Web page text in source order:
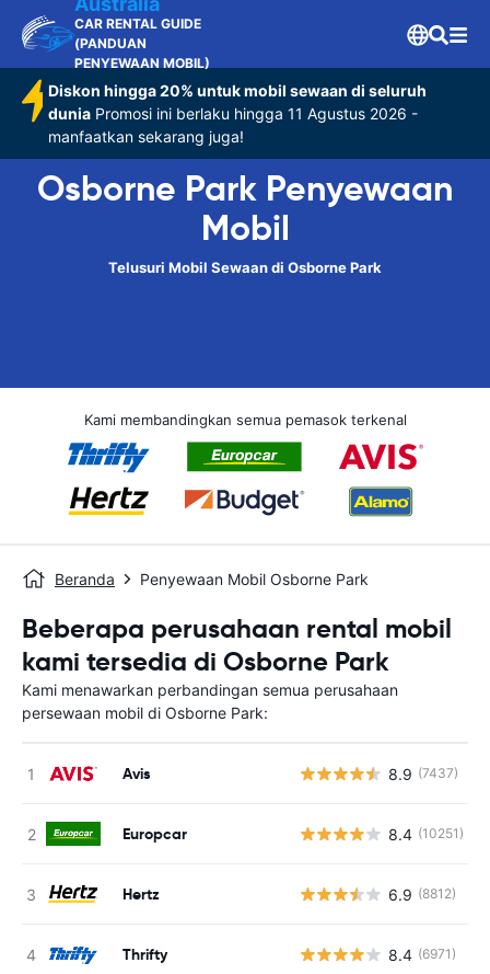
CAR RENTAL GUIDE
(PANDUAN
PENYEWAAN MOBIL)
Diskon hingga 20% untuk mobil sewaan di seluruh
dunia Promosi ini berlaku hingga 11 Agustus 2026 -
manfaatkan sekarang juga!
Osborne Park Penyewaan
Mobil
Telusuri Mobil Sewaan di Osborne Park
Kami membandingkan semua pemasok terkenal
Beranda Penyewaan Mobil Osborne Park
Beberapa perusahaan rental mobil
kami tersedia di Osborne Park
Kami menawarkan perbandingan semua perusahaan
persewaan mobil di Osborne Park:
Avis 8.9 (7437)
Europcar 8.4 (10251)
Hertz 6.9 (8812)
Thrifty 8.4 (6971)